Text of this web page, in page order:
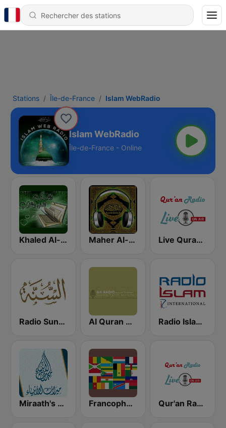
Stations Île-de-France Islam WebRadio
Islam WebRadio
Île-de-France - Online
Khaled Al-Qahtani Radio (خالد القهطانى راديو) Maher Al-Muaiqly (ماهر المعيقلي) Live Quran Radio
Radio Sunna إذاعة السنة Al Quran Al Kareem Radio Radio Islam International
Miraath's Holy Quran Radio ( ميراث القرآن الكريم) Francophone - Radio Islam en français Qur'an Radio